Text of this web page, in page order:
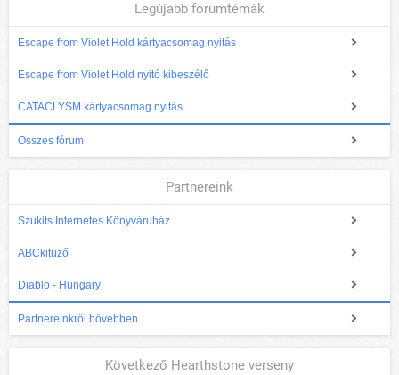
Legújabb fórumtémák
Escape from Violet Hold kártyacsomag nyitás
Escape from Violet Hold nyitó kibeszélő
CATACLYSM kártyacsomag nyitás
Összes fórum
Partnereink
Szukits Internetes Könyváruház
ABCkitüző
Diablo - Hungary
Partnereinkről bővebben
Következő Hearthstone verseny